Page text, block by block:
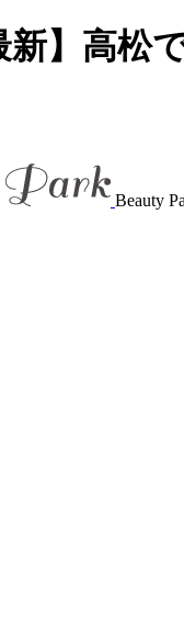
新】高
Beauty